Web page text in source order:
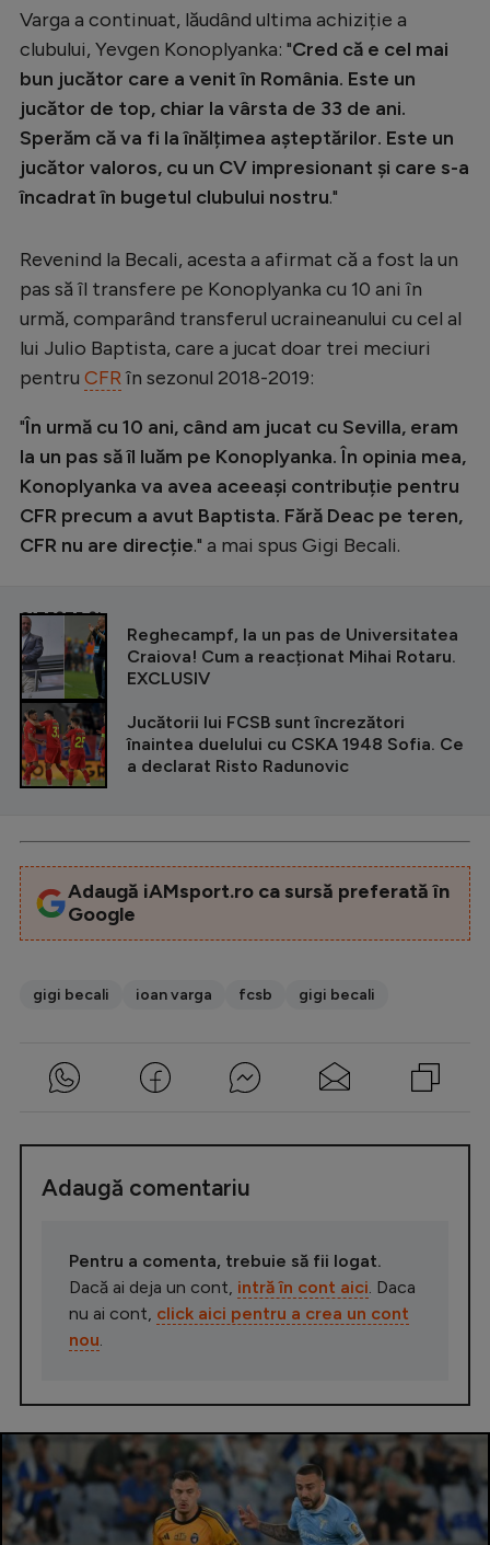
Intră în cont
Creează cont
Varga a continuat, lăudând ultima achiziție a
clubului, Yevgen Konoplyanka: "Cred că e cel mai
bun jucător care a venit în România. Este un
jucător de top, chiar la vârsta de 33 de ani.
Sperăm că va fi la înălțimea așteptărilor. Este un
jucător valoros, cu un CV impresionant și care s-a
încadrat în bugetul clubului nostru."
Revenind la Becali, acesta a afirmat că a fost la un
pas să îl transfere pe Konoplyanka cu 10 ani în
urmă, comparând transferul ucraineanului cu cel al
lui Julio Baptista, care a jucat doar trei meciuri
pentru CFRîn sezonul 2018-2019:
"În urmă cu 10 ani, când am jucat cu Sevilla, eram
la un pas să îl luăm pe Konoplyanka. În opinia mea,
Konoplyanka va avea aceeași contribuție pentru
CFR precum a avut Baptista. Fără Deac pe teren,
CFR nu are direcție." a mai spus Gigi Becali.
CITEȘTE ȘI
Reghecampf, la un pas de Universitatea
Craiova! Cum a reacționat Mihai Rotaru.
EXCLUSIV
Jucătorii lui FCSB sunt încrezători
înaintea duelului cu CSKA 1948 Sofia. Ce
a declarat Risto Radunovic
Adaugă iAMsport.ro ca sursă preferată în
Google
gigi becali ioan varga fcsb gigi becali
Adaugă comentariu
Pentru a comenta, trebuie să fii logat.
Dacă ai deja un cont, intră în cont aici . Daca
nu ai cont, click aici pentru a crea un cont
nou